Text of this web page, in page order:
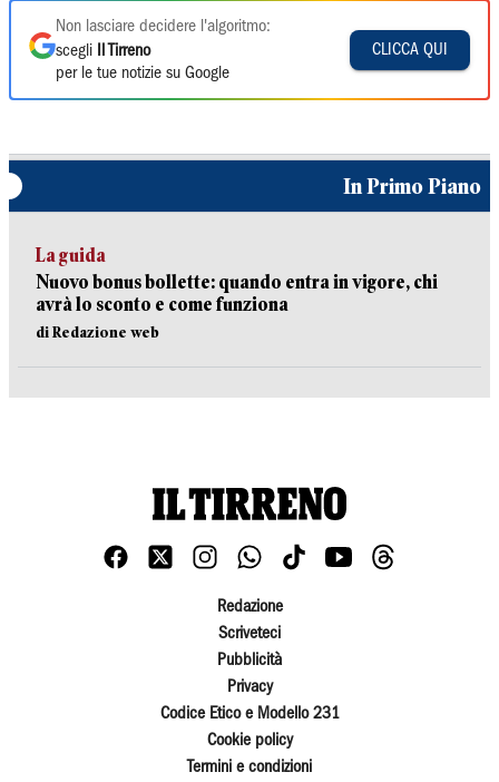
Non lasciare decidere l'algoritmo:
scegli
Il Tirreno
per le tue notizie su Google
CLICCA QUI
In Primo Piano
La guida
Nuovo bonus bollette: quando entra in vigore, chi
avrà lo sconto e come funziona
di Redazione web
Redazione
Scriveteci
Pubblicità
Privacy
Codice Etico e Modello 231
Cookie policy
Termini e condizioni